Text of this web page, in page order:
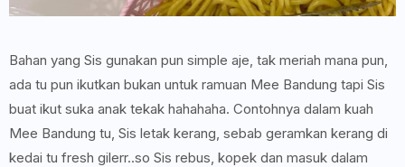
Bahan yang Sis gunakan pun simple aje, tak meriah mana pun,
ada tu pun ikutkan bukan untuk ramuan Mee Bandung tapi Sis
buat ikut suka anak tekak hahahaha. Contohnya dalam kuah
Mee Bandung tu, Sis letak kerang, sebab geramkan kerang di
kedai tu fresh gilerr..so Sis rebus, kopek dan masuk dalam